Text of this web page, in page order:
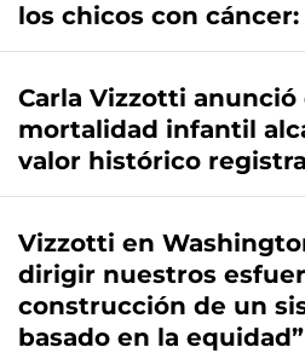
los chicos con
Carla Vizzotti anunció
mortalidad infantil
valor histórico
Vizzotti en
dirigir nuestros
construcción de un
basado en la equidad”